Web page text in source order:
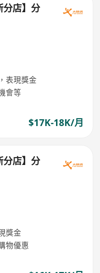
分店】分
表現獎金
會等
$17K-18K/月
分店】分
獎金
物優惠